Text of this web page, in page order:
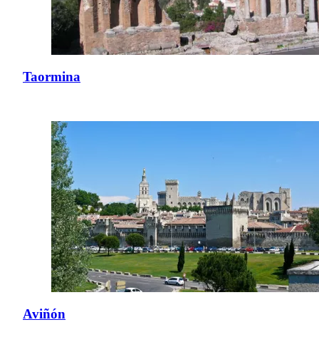
Taormina
Aviñón